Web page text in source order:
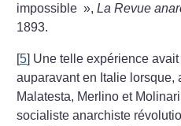
impossible »,La Revue
1893.
[5] Une telle expérience
auparavant en Italie lorsque,
Malatesta, Merlino et
socialiste anarchiste